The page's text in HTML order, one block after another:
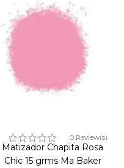
0 Review(s)
Matizador Chapita Rosa
Chic 15 grms Ma Baker